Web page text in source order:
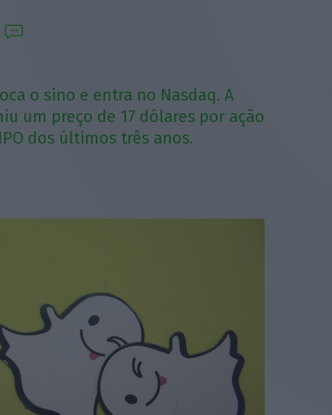
o sino e entra no Nasdaq. A
um preço de 17 dólares por ação
dos últimos três anos.